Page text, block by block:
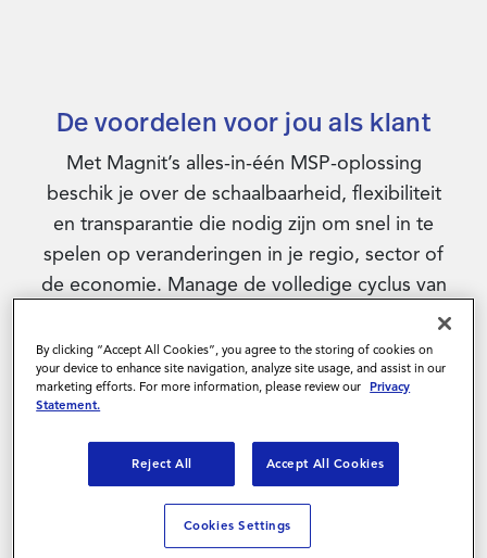
De voordelen voor jou als klant
Met Magnit’s alles-in-één MSP-oplossing
beschik je over de schaalbaarheid, flexibiliteit
en transparantie die nodig zijn om snel in te
spelen op veranderingen in je regio, sector of
de economie. Manage de volledige cyclus van
offboarden) sneller en compliant vanuit één
centrale plek, met betrouwbare en consistente
ondersteuning van onze experts.
Inhuurstrategieën op maat
Ontwerp en manage een eersteklas programma
By clicking “Accept All Cookies”, you agree to the storing of cookies on
your device to enhance site navigation, analyze site usage, and assist in our
marketing efforts. For more information, please review our Privacy
Statement.
Reject All Accept All Cookies
Cookies Settings